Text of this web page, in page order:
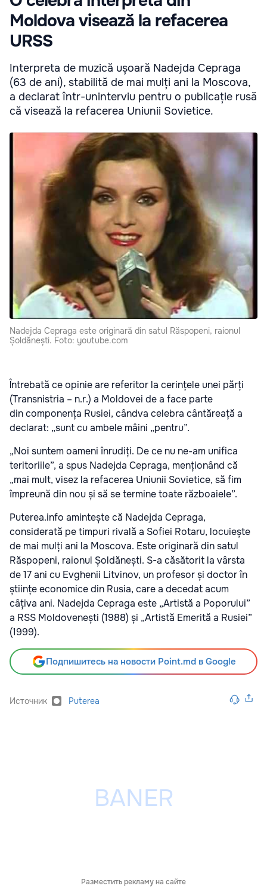
Moldova visează la refacerea
URSS
Interpreta de muzică ușoară Nadejda Cepraga
(63 de ani), stabilită de mai mulți ani la Moscova,
a declarat într-uninterviu pentru o publicație rusă
că visează la refacerea Uniunii Sovietice.
Nadejda Cepraga este originară din satul Răspopeni, raionul
Șoldănești. Foto: youtube.com
Întrebată ce opinie are referitor la cerințele unei părți
(Transnistria – n.r.) a Moldovei de a face parte
din componența Rusiei, cândva celebra cântăreață a
declarat: „sunt cu ambele mâini „pentru”.
„Noi suntem oameni înrudiți. De ce nu ne-am unifica
teritoriile”, a spus Nadejda Cepraga, menționând că
„mai mult, visez la refacerea Uniunii Sovietice, să fim
împreună din nou și să se termine toate războaiele”.
Puterea.info amintește că Nadejda Cepraga,
considerată pe timpuri rivală a Sofiei Rotaru, locuiește
de mai mulți ani la Moscova. Este originară din satul
Răspopeni, raionul Șoldănești. S-a căsătorit la vârsta
de 17 ani cu Evghenii Litvinov, un profesor și doctor în
științe economice din Rusia, care a decedat acum
câțiva ani. Nadejda Cepraga este „Artistă a Poporului”
a RSS Moldovenești (1988) și „Artistă Emerită a Rusiei”
(1999).
Подпишитесь на новости Point.md в Google
Источник Puterea
Разместить рекламу на сайте